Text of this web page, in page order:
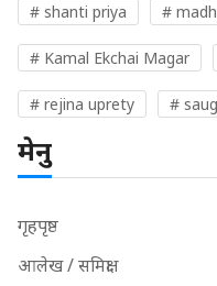
# shanti priya #
# Kamal Ekchai Magar
# rejina uprety #
मेनु
गृहपृष्ठ
आलेख / समिक्षा